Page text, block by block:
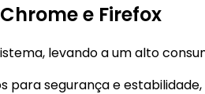
e Firefox
levando a um alto
para segurança e